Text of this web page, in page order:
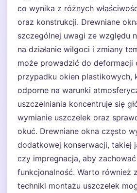
co wynika z różnych
oraz konstrukcji. Drewniane
szczególnej uwagi ze względu
na działanie wilgoci i zmiany
może prowadzić do deformacji
przypadku okien plastikowych,
odporne na warunki
uszczelniania koncentruje się
wymianie uszczelek oraz
okuć. Drewniane okna często
dodatkowej konserwacji, takiej
czy impregnacja, aby
funkcjonalność. Warto również
techniki montażu uszczelek